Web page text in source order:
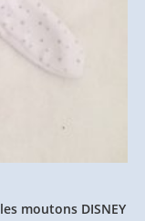
moutons DISNEY